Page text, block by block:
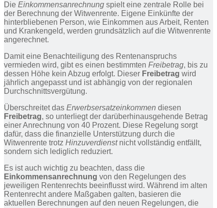
Die Einkommensanrechnung spielt eine zentrale Rolle bei
der Berechnung der Witwenrente. Eigene Einkünfte der
hinterbliebenen Person, wie Einkommen aus Arbeit, Renten
und Krankengeld, werden grundsätzlich auf die Witwenrente
angerechnet.
Damit eine Benachteiligung des Rentenanspruchs
vermieden wird, gibt es einen bestimmten Freibetrag, bis zu
dessen Höhe kein Abzug erfolgt. Dieser Freibetrag wird
jährlich angepasst und ist abhängig von der regionalen
Durchschnittsvergütung.
Überschreitet das Erwerbsersatzeinkommen diesen
Freibetrag, so unterliegt der darüberhinausgehende Betrag
einer Anrechnung von 40 Prozent. Diese Regelung sorgt
dafür, dass die finanzielle Unterstützung durch die
Witwenrente trotz Hinzuverdienstnicht vollständig entfällt,
sondern sich lediglich reduziert.
Es ist auch wichtig zu beachten, dass die
Einkommensanrechnung von den Regelungen des
jeweiligen Rentenrechts beeinflusst wird. Während im alten
Rentenrecht andere Maßgaben galten, basieren die
aktuellen Berechnungen auf den neuen Regelungen, die